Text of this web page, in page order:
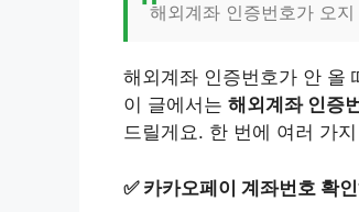
해외계좌 인증번호가 오
해외계좌 인증번호가 안 올
이 글에서는 해외계좌 인증
드릴게요. 한 번에 여러 가
✅ 카카오페이 계좌번호 확